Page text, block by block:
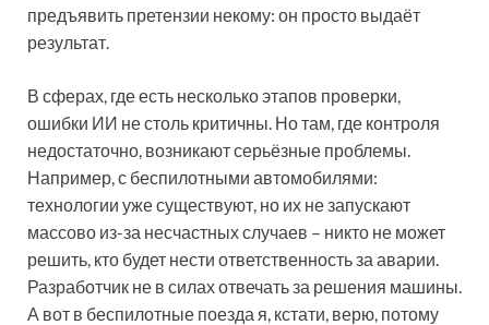
предъявить претензии некому: он просто выдаёт
результат.
В сферах, где есть несколько этапов проверки,
ошибки ИИ не столь критичны. Но там, где контроля
недостаточно, возникают серьёзные проблемы.
Например, с беспилотными автомобилями:
технологии уже существуют, но их не запускают
массово из-за несчастных случаев – никто не может
решить, кто будет нести ответственность за аварии.
Разработчик не в силах отвечать за решения машины.
А вот в беспилотные поезда я, кстати, верю, потому